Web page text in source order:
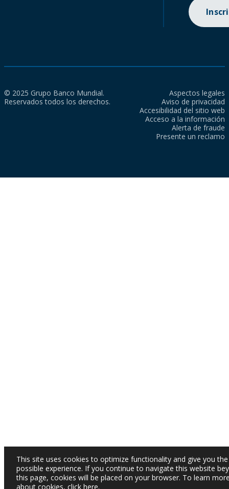
© 2025 Grupo Banco Mundial.
Reservados todos los derechos.
Aspectos legales
Aviso de privacidad
Accesibilidad del sitio web
Acceso a la información
Alerta de fraude
Presente un reclamo
This site uses cookies to optimize functionality and give you
possible experience. If you continue to navigate this website
this page, cookies will be placed on your browser. To learn
about cookies, click here.